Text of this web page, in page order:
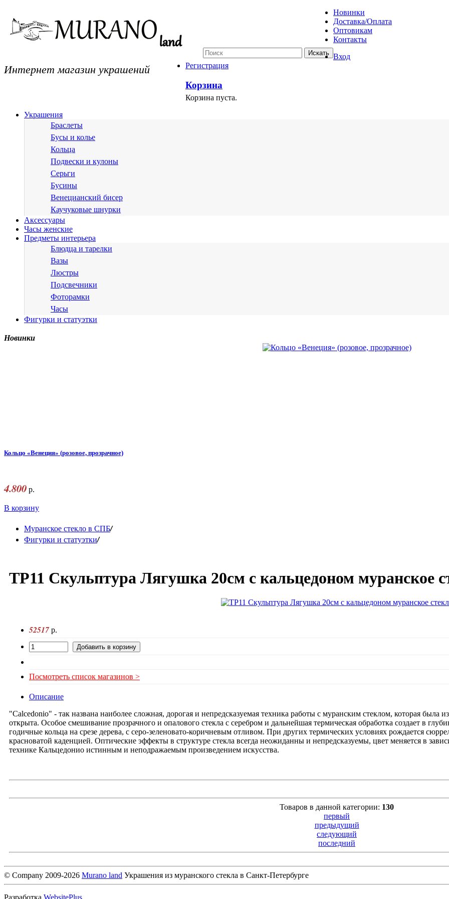
Интернет магазин украшений
Новинки
Доставка/Оплата
Оптовикам
Контакты
Вход
Регистрация
Корзина
Корзина пуста.
Украшения
Браслеты
Бусы и колье
Кольца
Подвески и кулоны
Серьги
Бусины
Венецианский бисер
Каучуковые шнурки
Аксессуары
Часы женские
Предметы интерьера
Блюдца и тарелки
Вазы
Люстры
Подсвечники
Фоторамки
Часы
Фигурки и статуэтки
Новинки
Кольцо «Венеция» (розовое, прозрачное)
4.800 р.
В корзину
Муранское стекло в СПБ/
Фигурки и статуэтки/
TP11 Скульптура Лягушка 20см с кальцедоном муранское
52517р.
Посмотреть список магазинов >
Описание
"Calcedonio" - так названа наиболее сложная, дорогая и непредсказуемая техника работы с муранским стеклом, которая была
открыта. Особое смешивание прозрачного и опалового стекла с серебром и дальнейшая термическая обработка создает в
годичные кольца на срезе дерева, с серо-зеленовато-коричневым отливом. При других термических условиях рождается
красноватой каденцией. Оптические эффекты в структуре стекла всегда неожиданны и непредсказуемы, цвет меняется в
технике Кальцедонио истинным и неподражаемым произведением искусства.
Товаров в данной категории: 130
первый
предыдущий
следующий
последний
© Company 2009-2026 Murano land Украшения из муранского стекла в Санкт-Петербурге
Разработка WebsitePlus